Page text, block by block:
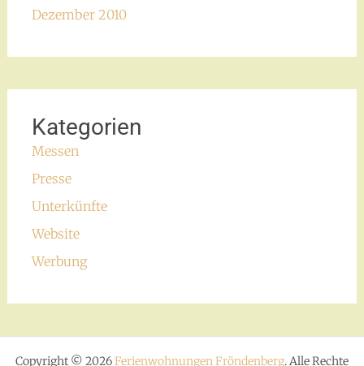
Dezember 2010
Kategorien
Messen
Presse
Unterkünfte
Website
Werbung
Copyright © 2026Ferienwohnungen Fröndenberg. Alle Rechte